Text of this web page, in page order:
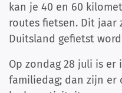
kan je 40 en 60
routes fietsen. Dit jaar
Duitsland gefietst
Op zondag 28 juli is er
familiedag; dan zijn